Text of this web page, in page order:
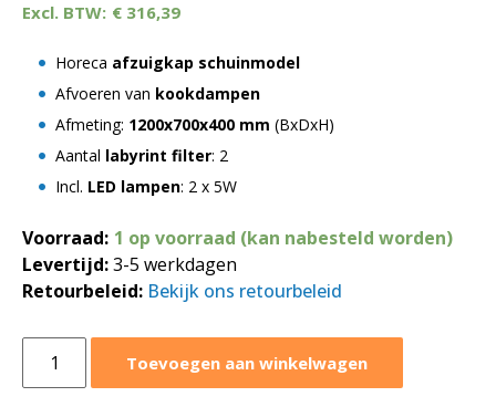
€ 316,39
Horeca afzuigkap schuinmodel
Afvoeren van kookdampen
Afmeting: 1200x700x400 mm (BxDxH)
Aantal labyrint filter: 2
Incl. LED lampen: 2 x 5W
Voorraad: 1 op voorraad (kan nabesteld worden)
Levertijd:3-5 werkdagen
Retourbeleid: Bekijk ons retourbeleid
schuinmodel
Toevoegen aan winkelwagen